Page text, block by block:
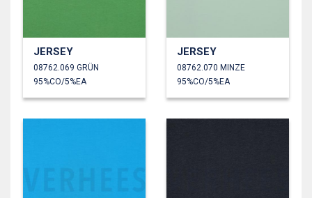
JERSEY
08762.069 GRÜN
95%CO/5%EA
JERSEY
08762.070 MINZE
95%CO/5%EA